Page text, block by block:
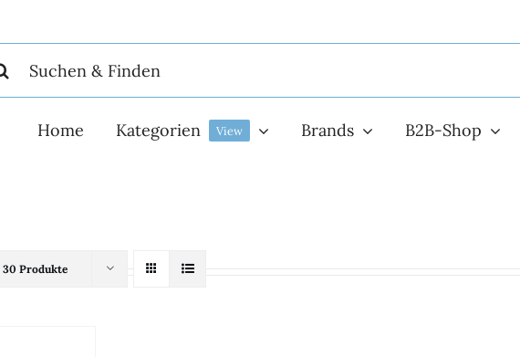
Home
Kategorien View Brands B2B-Shop
30 Produkte